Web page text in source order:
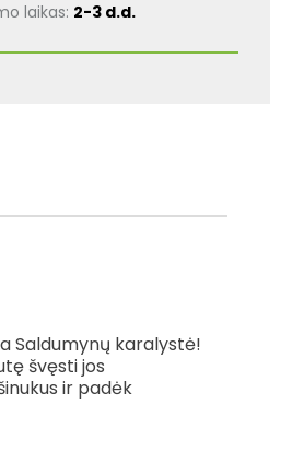
Saldumynų karalystė!
švęsti jos
ir padėk
laikas: 2-3 d.d.